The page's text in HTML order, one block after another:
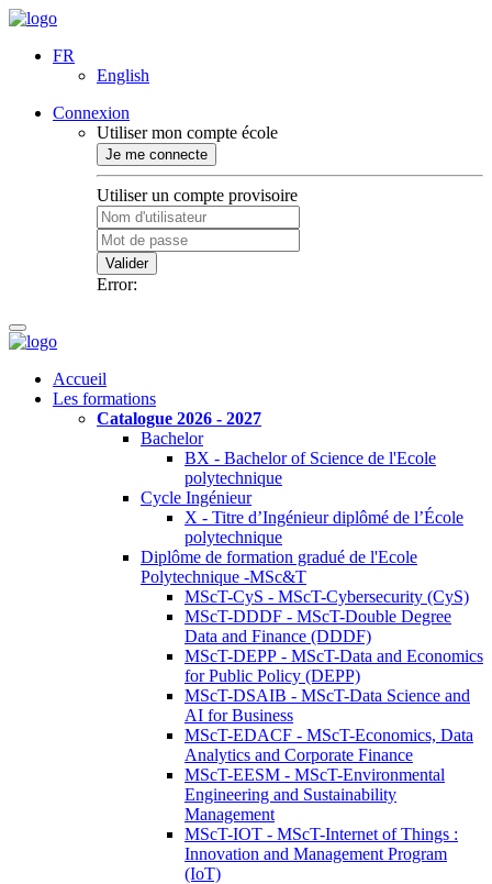
FR
English
Connexion
Utiliser mon compte école
Je me connecte
Utiliser un compte provisoire
Valider
Error:
Accueil
Les formations
Catalogue 2026 - 2027
Bachelor
BX - Bachelor of Science de l'Ecole
polytechnique
Cycle Ingénieur
X - Titre d’Ingénieur diplômé de l’École
polytechnique
Diplôme de formation gradué de l'Ecole
Polytechnique -MSc&T
MScT-CyS - MScT-Cybersecurity (CyS)
MScT-DDDF - MScT-Double Degree
Data and Finance (DDDF)
MScT-DEPP - MScT-Data and Economics
for Public Policy (DEPP)
MScT-DSAIB - MScT-Data Science and
AI for Business
MScT-EDACF - MScT-Economics, Data
Analytics and Corporate Finance
MScT-EESM - MScT-Environmental
Engineering and Sustainability
Management
MScT-IOT - MScT-Internet of Things :
Innovation and Management Program
(IoT)